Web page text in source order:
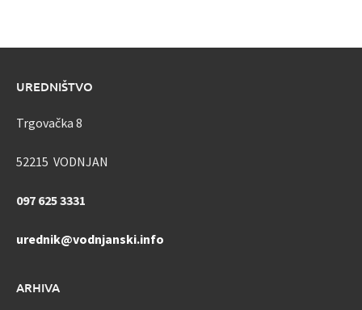
UREDNIŠTVO
Trgovačka 8
52215 VODNJAN
097 625 3331
urednik@vodnjanski.info
ARHIVA